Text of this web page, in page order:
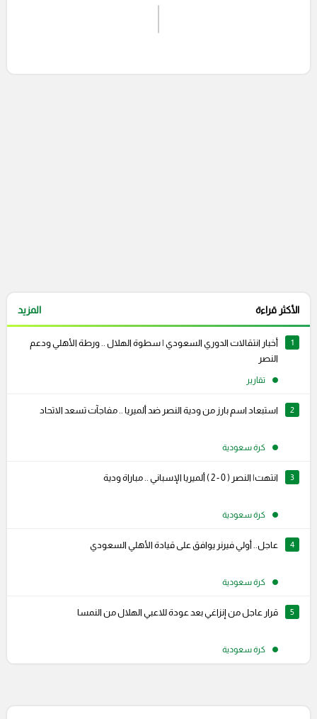
الأكثر قراءة المزيد
1
أخبار انتقالات الدوري السعودي | سطوة الهلال .. ورطة الأهلي ودعم
النصر
تقارير
2 استبعاد اسم بارز من ودية النصر ضد ألميريا .. مفاجآت تسعد الاتحاد
كرة سعودية
3 انتهت| النصر ( 0 - 2 ) ألميريا الإسباني .. مباراة ودية
كرة سعودية
4 عاجل.. أولي فيرنر يوافق على قيادة الأهلي السعودي
كرة سعودية
5 قرار عاجل من إنزاغي بعد عودة للاعبي الهلال من النمسا
كرة سعودية